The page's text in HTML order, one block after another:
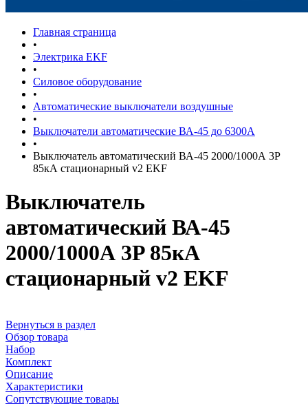
Главная страница
•
Электрика EKF
•
Силовое оборудование
•
Автоматические выключатели воздушные
•
Выключатели автоматические ВА-45 до 6300А
•
Выключатель автоматический ВА-45 2000/1000А 3P
85кА стационарный v2 EKF
Выключатель
автоматический ВА-45
2000/1000А 3P 85кА
стационарный v2 EKF
Вернуться в раздел
Обзор товара
Набор
Комплект
Описание
Характеристики
Сопутствующие товары